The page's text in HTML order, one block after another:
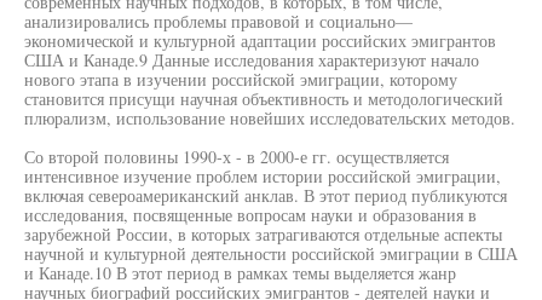
анализировались проблемы правовой и социально—
экономической и культурной адаптации российских эмигрантов
США и Канаде.9 Данные исследования характеризуют начало
нового этапа в изучении российской эмиграции, которому
становится присущи научная объективность и методологический
плюрализм, использование новейших исследовательских методов.
Со второй половины 1990-х - в 2000-е гг. осуществляется
интенсивное изучение проблем истории российской эмиграции,
включая североамериканский анклав. В этот период публикуются
исследования, посвященные вопросам науки и образования в
зарубежной России, в которых затрагиваются отдельные аспекты
научной и культурной деятельности российской эмиграции в США
и Канаде.10 В этот период в рамках темы выделяется жанр
научных биографий российских эмигрантов - деятелей науки и